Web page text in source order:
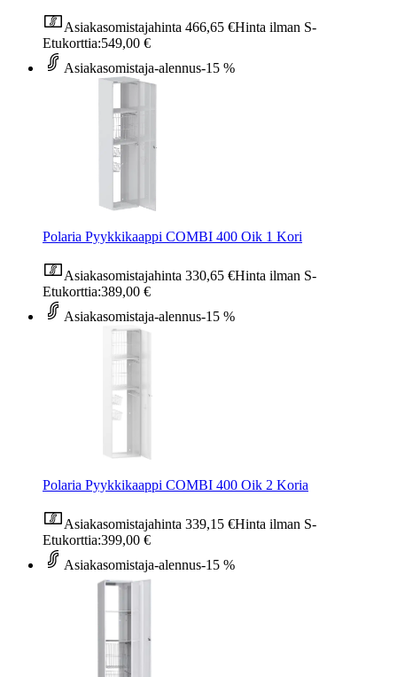
Asiakasomistajahinta 466,65 €Hinta ilman S-
Etukorttia:549,00 €
Asiakasomistaja-alennus-15 %
Polaria Pyykkikaappi COMBI 400 Oik 1 Kori
Asiakasomistajahinta 330,65 €Hinta ilman S-
Etukorttia:389,00 €
Asiakasomistaja-alennus-15 %
Polaria Pyykkikaappi COMBI 400 Oik 2 Koria
Asiakasomistajahinta 339,15 €Hinta ilman S-
Etukorttia:399,00 €
Asiakasomistaja-alennus-15 %